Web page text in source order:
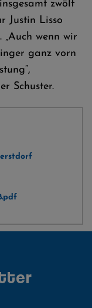
zwölf
Justin Lisso
„Auch wenn wir
ganz vorn
Schuster.